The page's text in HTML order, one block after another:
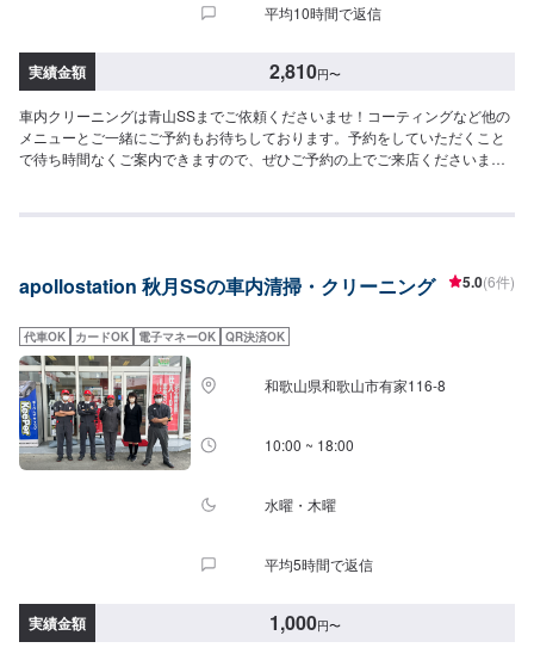
平均10時間で返信
実績金額 2,810円〜
車内クリーニングは青山SSまでご依頼くださいませ！コーティングなど他の
メニューとご一緒にご予約もお待ちしております。予約をしていただくこと
で待ち時間なくご案内できますので、ぜひご予約の上でご来店くださいま
apollostation 秋月SSの車内清掃・クリーニング 5.0(6件)
代車OK カードOK 電子マネーOK QR決済OK
和歌山県和歌山市有家116-8
10:00 ~ 18:00
水曜・木曜
平均5時間で返信
実績金額 1,000円〜